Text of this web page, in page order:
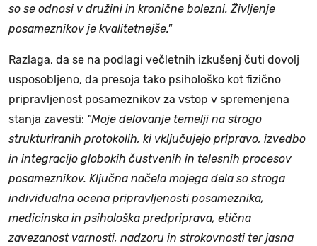
so se odnosi v družini in kronične bolezni. Življenje
posameznikov je kvalitetnejše."
Razlaga, da se na podlagi večletnih izkušenj čuti dovolj
usposobljeno, da presoja tako psihološko kot fizično
pripravljenost posameznikov za vstop v spremenjena
stanja zavesti: "Moje delovanje temelji na strogo
strukturiranih protokolih, ki vključujejo pripravo, izvedbo
in integracijo globokih čustvenih in telesnih procesov
posameznikov. Ključna načela mojega dela so stroga
individualna ocena pripravljenosti posameznika,
medicinska in psihološka predpriprava, etična
zavezanost varnosti, nadzoru in strokovnosti ter jasna